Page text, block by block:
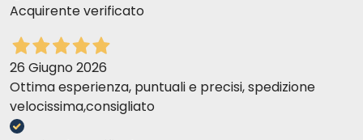
Acquirente verificato
26 Giugno 2026
Ottima esperienza, puntuali e precisi, spedizione
velocissima,consigliato